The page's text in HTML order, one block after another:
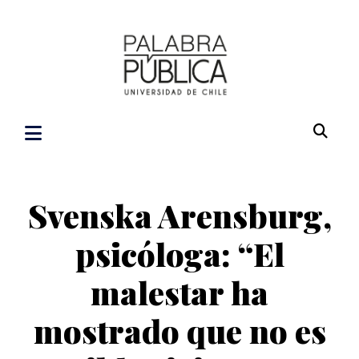
Svenska Arensburg,
psicóloga: “El
malestar ha
mostrado que no es